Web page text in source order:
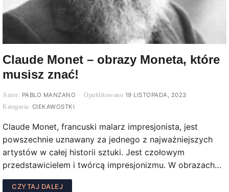
Claude Monet – obrazy Moneta, które
musisz znać!
PABLO MANZANO
19 LISTOPADA, 2023
CIEKAWOSTKI
Claude Monet, francuski malarz impresjonista, jest
powszechnie uznawany za jednego z najważniejszych
artystów w całej historii sztuki. Jest czołowym
przedstawicielem i twórcą impresjonizmu. W obrazach…
CZYTAJ DALEJ